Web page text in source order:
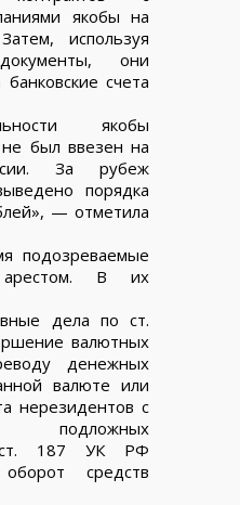
якобы на
используя
они
счета
якобы
был ввезен на
За рубеж
порядка
— отметила
подозреваемые
арестом. В их
дела по ст.
валютных
денежных
валюте или
нерезидентов с
подложных
ст. 187 УК РФ
средств